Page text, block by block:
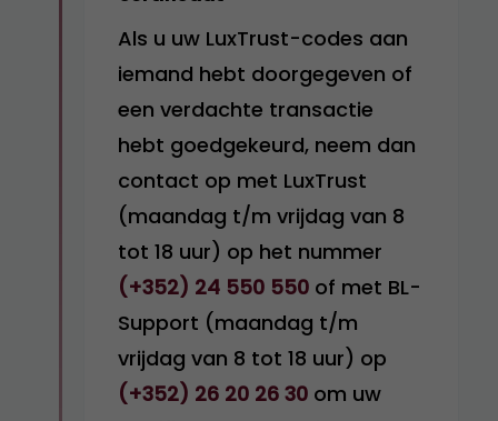
Als u uw LuxTrust-codes aan
iemand hebt doorgegeven of
een verdachte transactie
hebt goedgekeurd, neem dan
contact op met LuxTrust
(maandag t/m vrijdag van 8
tot 18 uur) op het nummer
(+352) 24 550 550 of met BL-
Support (maandag t/m
vrijdag van 8 tot 18 uur) op
(+352) 26 20 26 30 om uw